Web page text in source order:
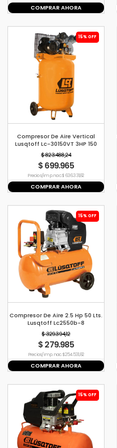
COMPRAR AHORA
15% OFF
Compresor De Aire Vertical
Lusqtoff Lc-30150VT 3HP 150
Litros Trifasico
$ 823.488,24
$ 699.965
Precio s/imp. nac. $ 636.331,82
COMPRAR AHORA
15% OFF
Compresor De Aire 2.5 Hp 50 Lts.
Lusqtoff Lc2550b-8
$ 329.394,12
$ 279.985
Precio s/imp. nac. $ 254.531,82
COMPRAR AHORA
15% OFF